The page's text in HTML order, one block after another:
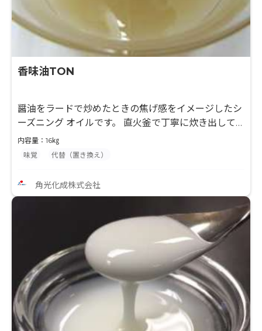
香味油TON
醤油をラードで炒めたときの焦げ感をイメージしたシ
ーズニング オイルです。 直火釜で丁寧に炊き出して
いるため、ラードのコク・旨味・調理感 が付与できま
す。
内容量：16㎏
味覚
代替（置き換え）
角光化成株式会社